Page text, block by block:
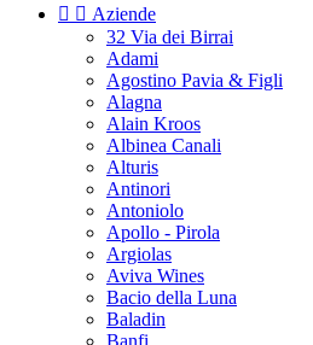
  Aziende
32 Via dei Birrai
Adami
Agostino Pavia & Figli
Alagna
Alain Kroos
Albinea Canali
Alturis
Antinori
Antoniolo
Apollo - Pirola
Argiolas
Aviva Wines
Bacio della Luna
Baladin
Banfi